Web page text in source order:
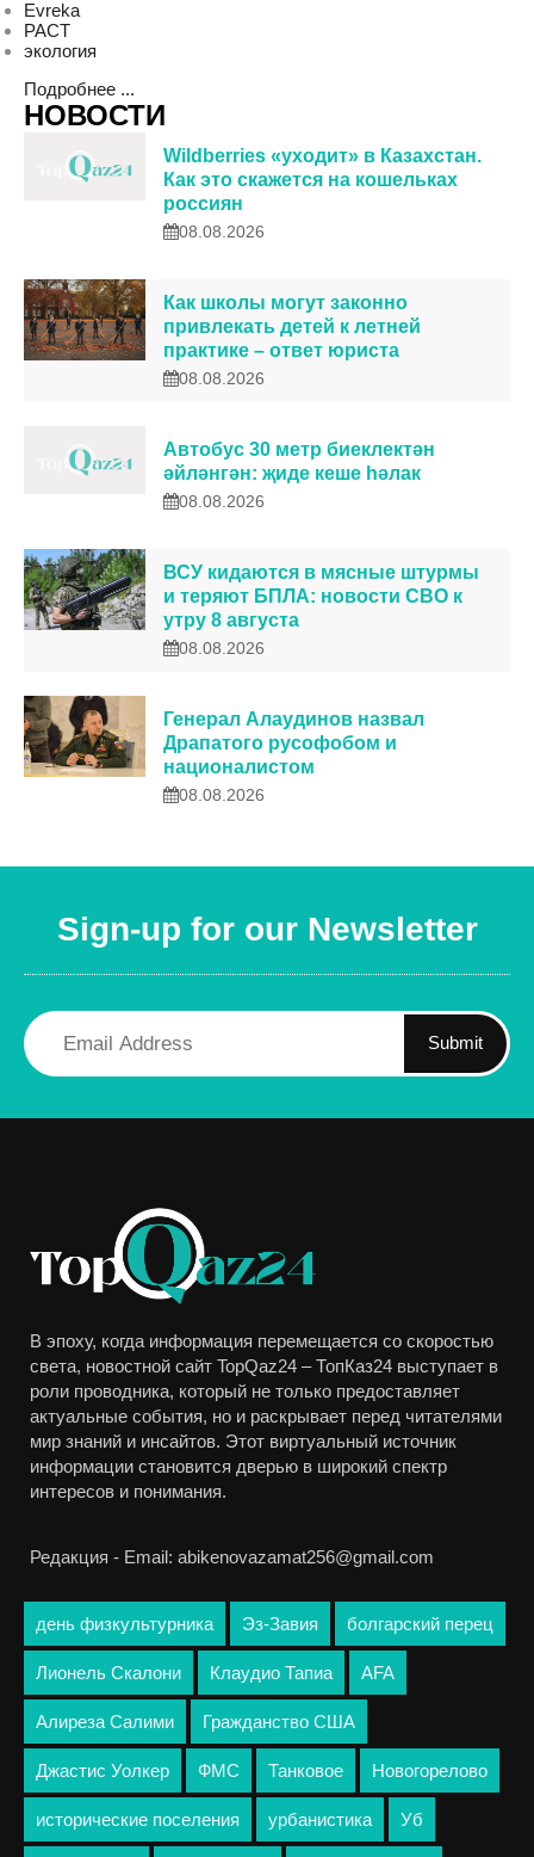
Evreka
PACT
экология
Подробнее ...
НОВОСТИ
Wildberries «уходит» в Казахстан.
Как это скажется на кошельках
россиян
08.08.2026
Как школы могут законно
привлекать детей к летней
практике – ответ юриста
08.08.2026
Автобус 30 метр биеклектән
әйләнгән: җиде кеше һәлак
08.08.2026
ВСУ кидаются в мясные штурмы
и теряют БПЛА: новости СВО к
утру 8 августа
08.08.2026
Генерал Алаудинов назвал
Драпатого русофобом и
националистом
08.08.2026
Sign-up for our Newsletter
Submit
В эпоху, когда информация перемещается со скоростью
света, новостной сайт TopQaz24 – ТопКаз24 выступает в
роли проводника, который не только предоставляет
актуальные события, но и раскрывает перед читателями
мир знаний и инсайтов. Этот виртуальный источник
информации становится дверью в широкий спектр
интересов и понимания.
Редакция - Email: abikenovazamat256@gmail.com
день физкультурника Эз-Завия болгарский перец
Лионель Скалони Клаудио Тапиа AFA
Алиреза Салими Гражданство США
Джастис Уолкер ФМС Танковое Новогорелово
исторические поселения урбанистика Уб